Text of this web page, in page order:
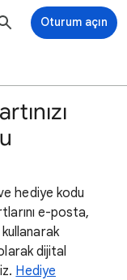
Oturum açın
hediye kodu
e-posta,
dijital
Hediye